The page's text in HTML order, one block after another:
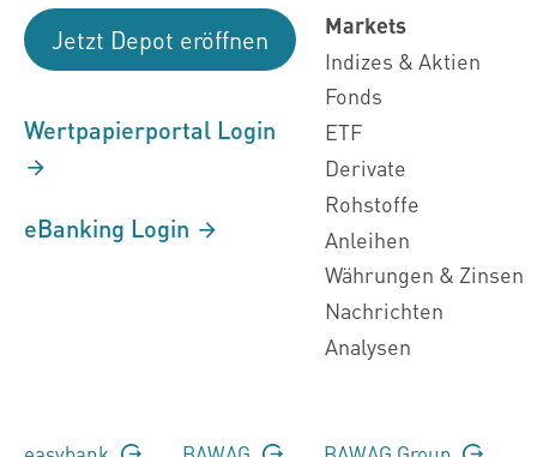
Jetzt Depot eröffnen
Wertpapierportal Login
eBanking Login
Markets
Indizes & Aktien
Fonds
ETF
Derivate
Rohstoffe
Anleihen
Währungen & Zinsen
Nachrichten
Analysen